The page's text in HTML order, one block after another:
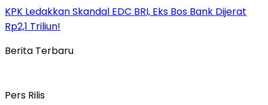
KPK Ledakkan Skandal EDC BRI, Eks Bos Bank Dijerat
Rp2,1 Triliun!
Berita Terbaru
Pers Rilis